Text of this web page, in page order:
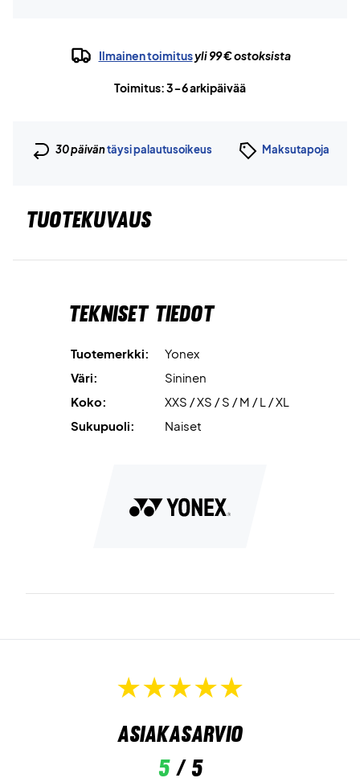
Ilmainen toimitusyli 99 € ostoksista
Toimitus: 3-6 arkipäivää
30 päiväntäysi palautusoikeus Maksutapoja
TUOTEKUVAUS
Tekniset tiedot
Tuotemerkki:
Yonex
Väri:
Sininen
Koko:
XXS / XS / S / M / L / XL
Sukupuoli:
Naiset
Asiakasarvio
5/ 5